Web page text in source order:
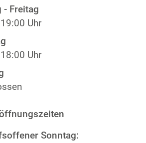
- Freitag
Uhr
Uhr
Sonntag: